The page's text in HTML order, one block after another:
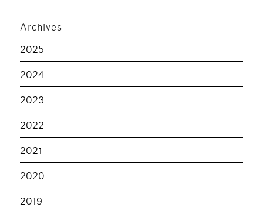
Archives
2025
2024
2023
2022
2021
2020
2019